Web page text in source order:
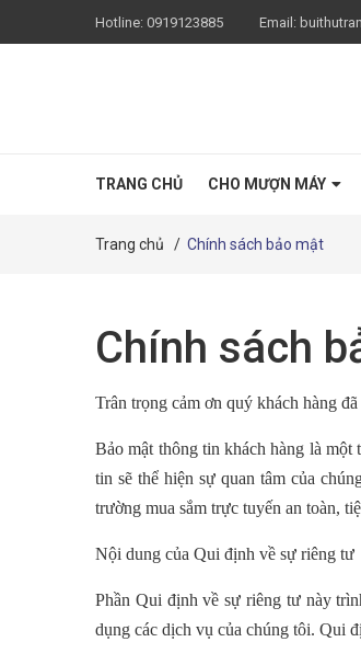
Hotline: 0919123885 Email:
TRANG CHỦ CHO MƯỢN MÁY
Trang chủ / Chính sách bảo mật
Chính sách
Trân trọng cảm ơn quý khách hàng
Bảo mật thông tin khách hàng là
tin sẽ thể hiện sự quan tâm của
trường mua sắm trực tuyến an toàn,
Nội dung của Qui định về sự riêng tư
Phần Qui định về sự riêng tư này
dụng các dịch vụ của chúng tôi. Qui